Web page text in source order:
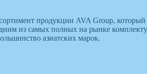
продукции AVA Group,
из самых полных на рынке
азиатских марок.